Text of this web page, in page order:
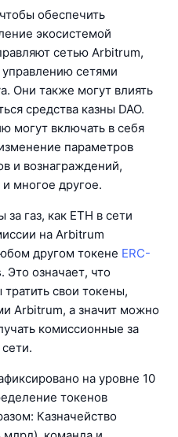
обеспечить
экосистемой
сетью Arbitrum,
сетями
Они также могут влиять
средства казны DAO.
могут включать в себя
параметров
и вознаграждений,
многое другое.
газ, как ETH в сети
на Arbitrum
другом токене ERC-
означает, что
свои токены,
Arbitrum, а значит можно
комиссионные за
на уровне 10
токенов
Казначейство